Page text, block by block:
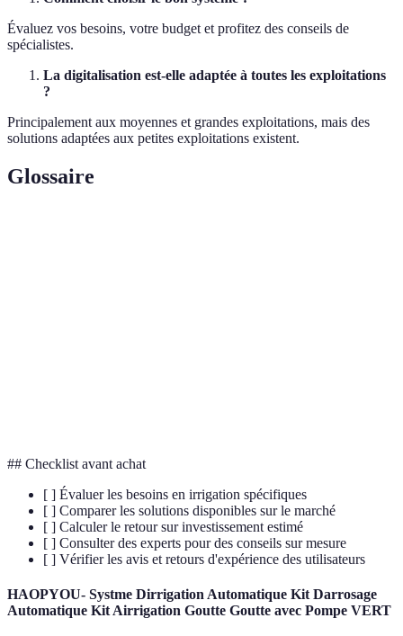
Évaluez vos besoins, votre budget et profitez des conseils de
spécialistes.
La digitalisation est-elle adaptée à toutes les exploitations
?
Principalement aux moyennes et grandes exploitations, mais des
solutions adaptées aux petites exploitations existent.
Glossaire
## Checklist avant achat
[ ] Évaluer les besoins en irrigation spécifiques
[ ] Comparer les solutions disponibles sur le marché
[ ] Calculer le retour sur investissement estimé
[ ] Consulter des experts pour des conseils sur mesure
[ ] Vérifier les avis et retours d'expérience des utilisateurs
HAOPYOU- Systme Dirrigation Automatique Kit Darrosage
Automatique Kit Airrigation Goutte Goutte avec Pompe VERT